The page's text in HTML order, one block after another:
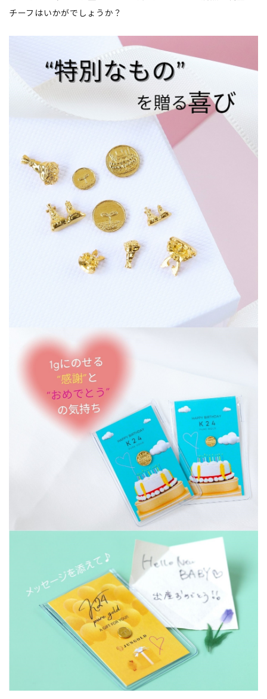
チーフはいかがでしょうか？